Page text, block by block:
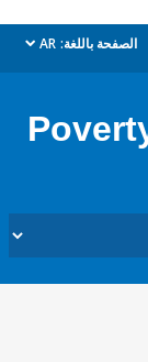
AR
dropdown